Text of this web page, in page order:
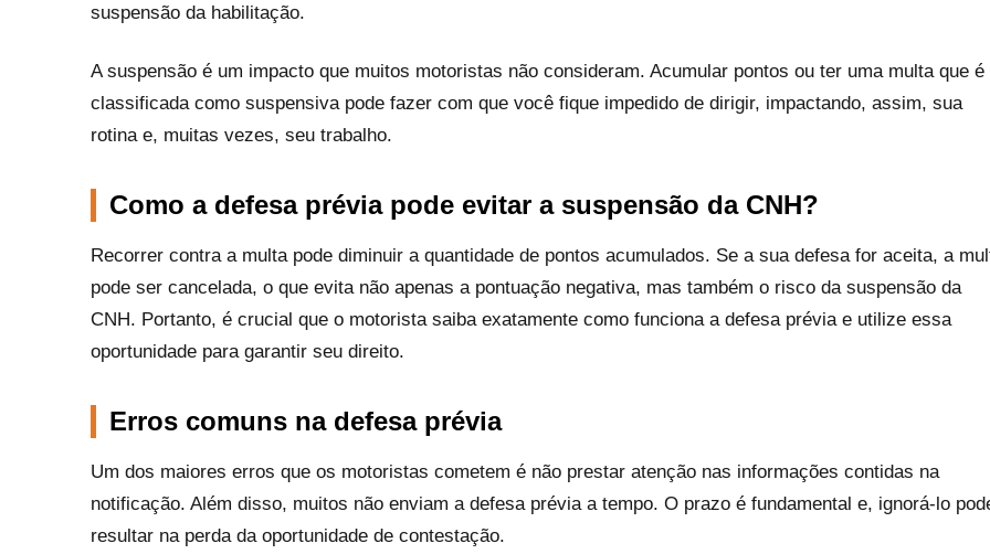
suspensão da habilitação.
A suspensão é um impacto que muitos motoristas não consideram. Acumular pontos ou ter uma multa que é
classificada como suspensiva pode fazer com que você fique impedido de dirigir, impactando, assim, sua
rotina e, muitas vezes, seu trabalho.
Como a defesa prévia pode evitar a suspensão da CNH?
Recorrer contra a multa pode diminuir a quantidade de pontos acumulados. Se a sua defesa for aceita, a
pode ser cancelada, o que evita não apenas a pontuação negativa, mas também o risco da suspensão da
CNH. Portanto, é crucial que o motorista saiba exatamente como funciona a defesa prévia e utilize essa
oportunidade para garantir seu direito.
Erros comuns na defesa prévia
Um dos maiores erros que os motoristas cometem é não prestar atenção nas informações contidas na
notificação. Além disso, muitos não enviam a defesa prévia a tempo. O prazo é fundamental e, ignorá-lo
resultar na perda da oportunidade de contestação.